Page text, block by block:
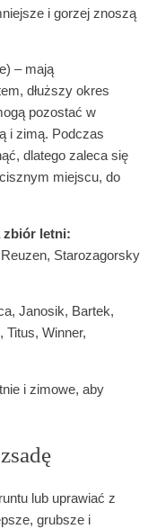
i gorzej znoszą
– mają
dłuższy okres
pozostać w
i zimą. Podczas
dlatego zaleca się
miejscu, do
zbiór letni:
Starozagorsky
Janosik, Bartek,
Titus, Winner,
i zimowe, aby
lub uprawiać z
grubsze i